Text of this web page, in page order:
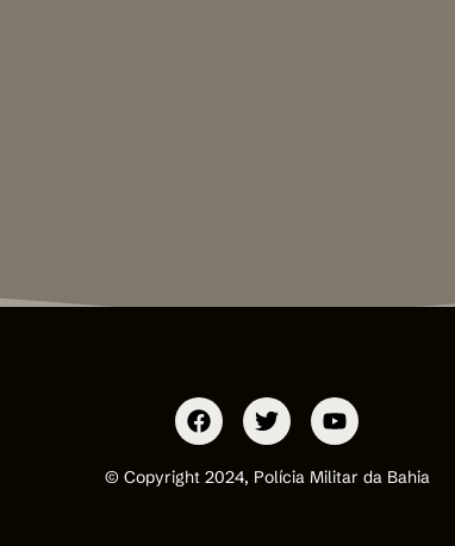
© Copyright 2024, Polícia Militar da Bahia